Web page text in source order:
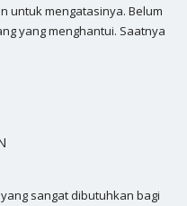
untuk mengatasinya. Belum
yang menghantui. Saatnya
sangat dibutuhkan bagi